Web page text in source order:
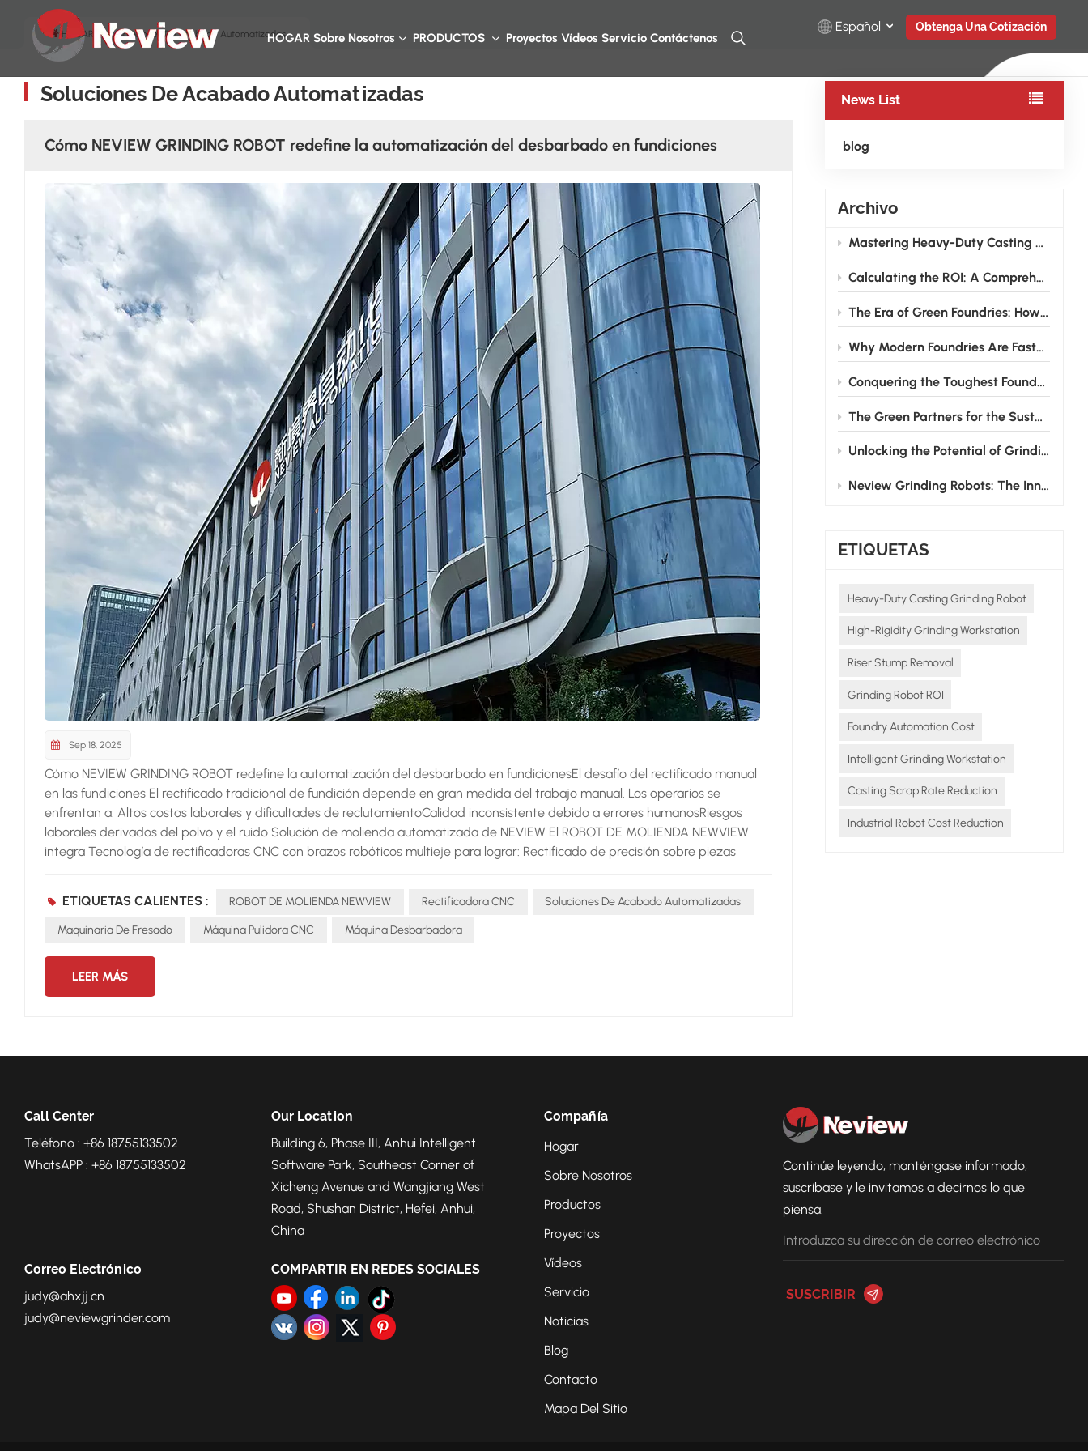
HOGAR Sobre Nosotros PRODUCTOS Proyectos Vídeos Servicio Contáctenos
Español Obtenga Una Cotización
HOGAR Soluciones De Acabado Automatizadas
News List
blog
Archivo
Mastering Heavy-Duty Casting Grinding: How High-Rigidity Industrial Robots Conquer Large Wind Power and Pump Valve Components
Calculating the ROI: A Comprehensive Guide to Investing in Grinding Robots for Foundries
The Era of Green Foundries: How Grinding Robots Cut Energy & Consumable Costs
Why Modern Foundries Are Fast-Tracking the Shift from Manual to Robotic Grinding
Conquering the Toughest Foundry Challenge: Why Automated Grinding is the Future
The Green Partners for the Sustainable Development of the Foundry Industry
Unlocking the Potential of Grinding Robots: How Neview Helps Foundries Transform and Upgrade
Neview Grinding Robots: The Innovative Pioneers in Post - casting Processing
ETIQUETAS
Heavy-Duty Casting Grinding Robot
High-Rigidity Grinding Workstation
Riser Stump Removal
Grinding Robot ROI
Foundry Automation Cost
Intelligent Grinding Workstation
Casting Scrap Rate Reduction
Industrial Robot Cost Reduction
Soluciones De Acabado Automatizadas
Cómo NEVIEW GRINDING ROBOT redefine la automatización del desbarbado en fundiciones
Sep 18, 2025
Cómo NEVIEW GRINDING ROBOT redefine la automatización del desbarbado en fundicionesEl desafío del rectificado manual
en las fundiciones El rectificado tradicional de fundición depende en gran medida del trabajo manual. Los operarios se
enfrentan a: Altos costos laborales y dificultades de reclutamientoCalidad inconsistente debido a errores humanosRiesgos
laborales derivados del polvo y el ruido Solución de molienda automatizada de NEVIEW El ROBOT DE MOLIENDA NEWVIEW
integra Tecnología de rectificadoras CNC con brazos robóticos multieje para lograr: Rectificado de precisión sobre piezas
vecesFiabilidad – Garantiza una calidad estable y reduce la tasa de desperdicio Con ROBOT DE MOLIENDA NEWVIEWLas
fundiciones obtienen una ventaja competitiva en soluciones de acabado automatizadas.
ETIQUETAS CALIENTES : ROBOT DE MOLIENDA NEWVIEW Rectificadora CNC Soluciones De Acabado Automatizadas
Maquinaria De Fresado Máquina Pulidora CNC Máquina Desbarbadora
LEER MÁS
Continúe leyendo, manténgase informado,
suscríbase y le invitamos a decirnos lo que
piensa.
Call Center
Teléfono : +86 18755133502
WhatsAPP : +86 18755133502
Our Location
Building 6, Phase III, Anhui Intelligent
Software Park, Southeast Corner of
Xicheng Avenue and Wangjiang West
Road, Shushan District, Hefei, Anhui,
China
Correo Electrónico
judy@ahxjj.cn
judy@neviewgrinder.com
COMPARTIR EN REDES SOCIALES
Compañía
Hogar
Sobre Nosotros
Productos
Proyectos
Vídeos
Servicio
Noticias
Blog
Contacto
Mapa Del Sitio